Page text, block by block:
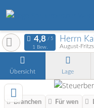
Herrn
August-
1 Bew.
Übersicht Lage
Branchen Für wen